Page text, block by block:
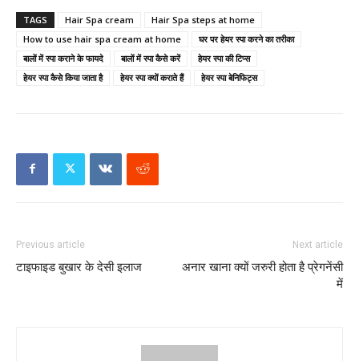
TAGS Hair Spa cream
Hair Spa steps at home
How to use hair spa cream at home
घर पर हेयर स्पा करने का तरीका
बालों में स्पा कराने के फायदे
बालों में स्पा कैसे करें
हेयर स्पा की टिप्स
हेयर स्पा कैसे किया जाता है
हेयर स्पा क्यों कराते हैं हेयर स्पा बेनिफिट्स
Previous article
टाइफाइड बुखार के देसी इलाज
Next article
अनार खाना क्यों जरुरी होता है प्रेगनेंसी
में